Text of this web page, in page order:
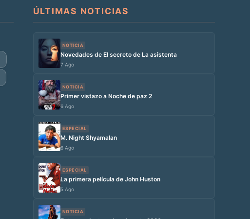
ÚLTIMAS NOTICIAS
NOTICIA
Novedades de El secreto de La asistenta
7 Ago
NOTICIA
Primer vistazo a Noche de paz 2
6 Ago
ESPECIAL
M. Night Shyamalan
6 Ago
ESPECIAL
La primera película de John Huston
5 Ago
NOTICIA